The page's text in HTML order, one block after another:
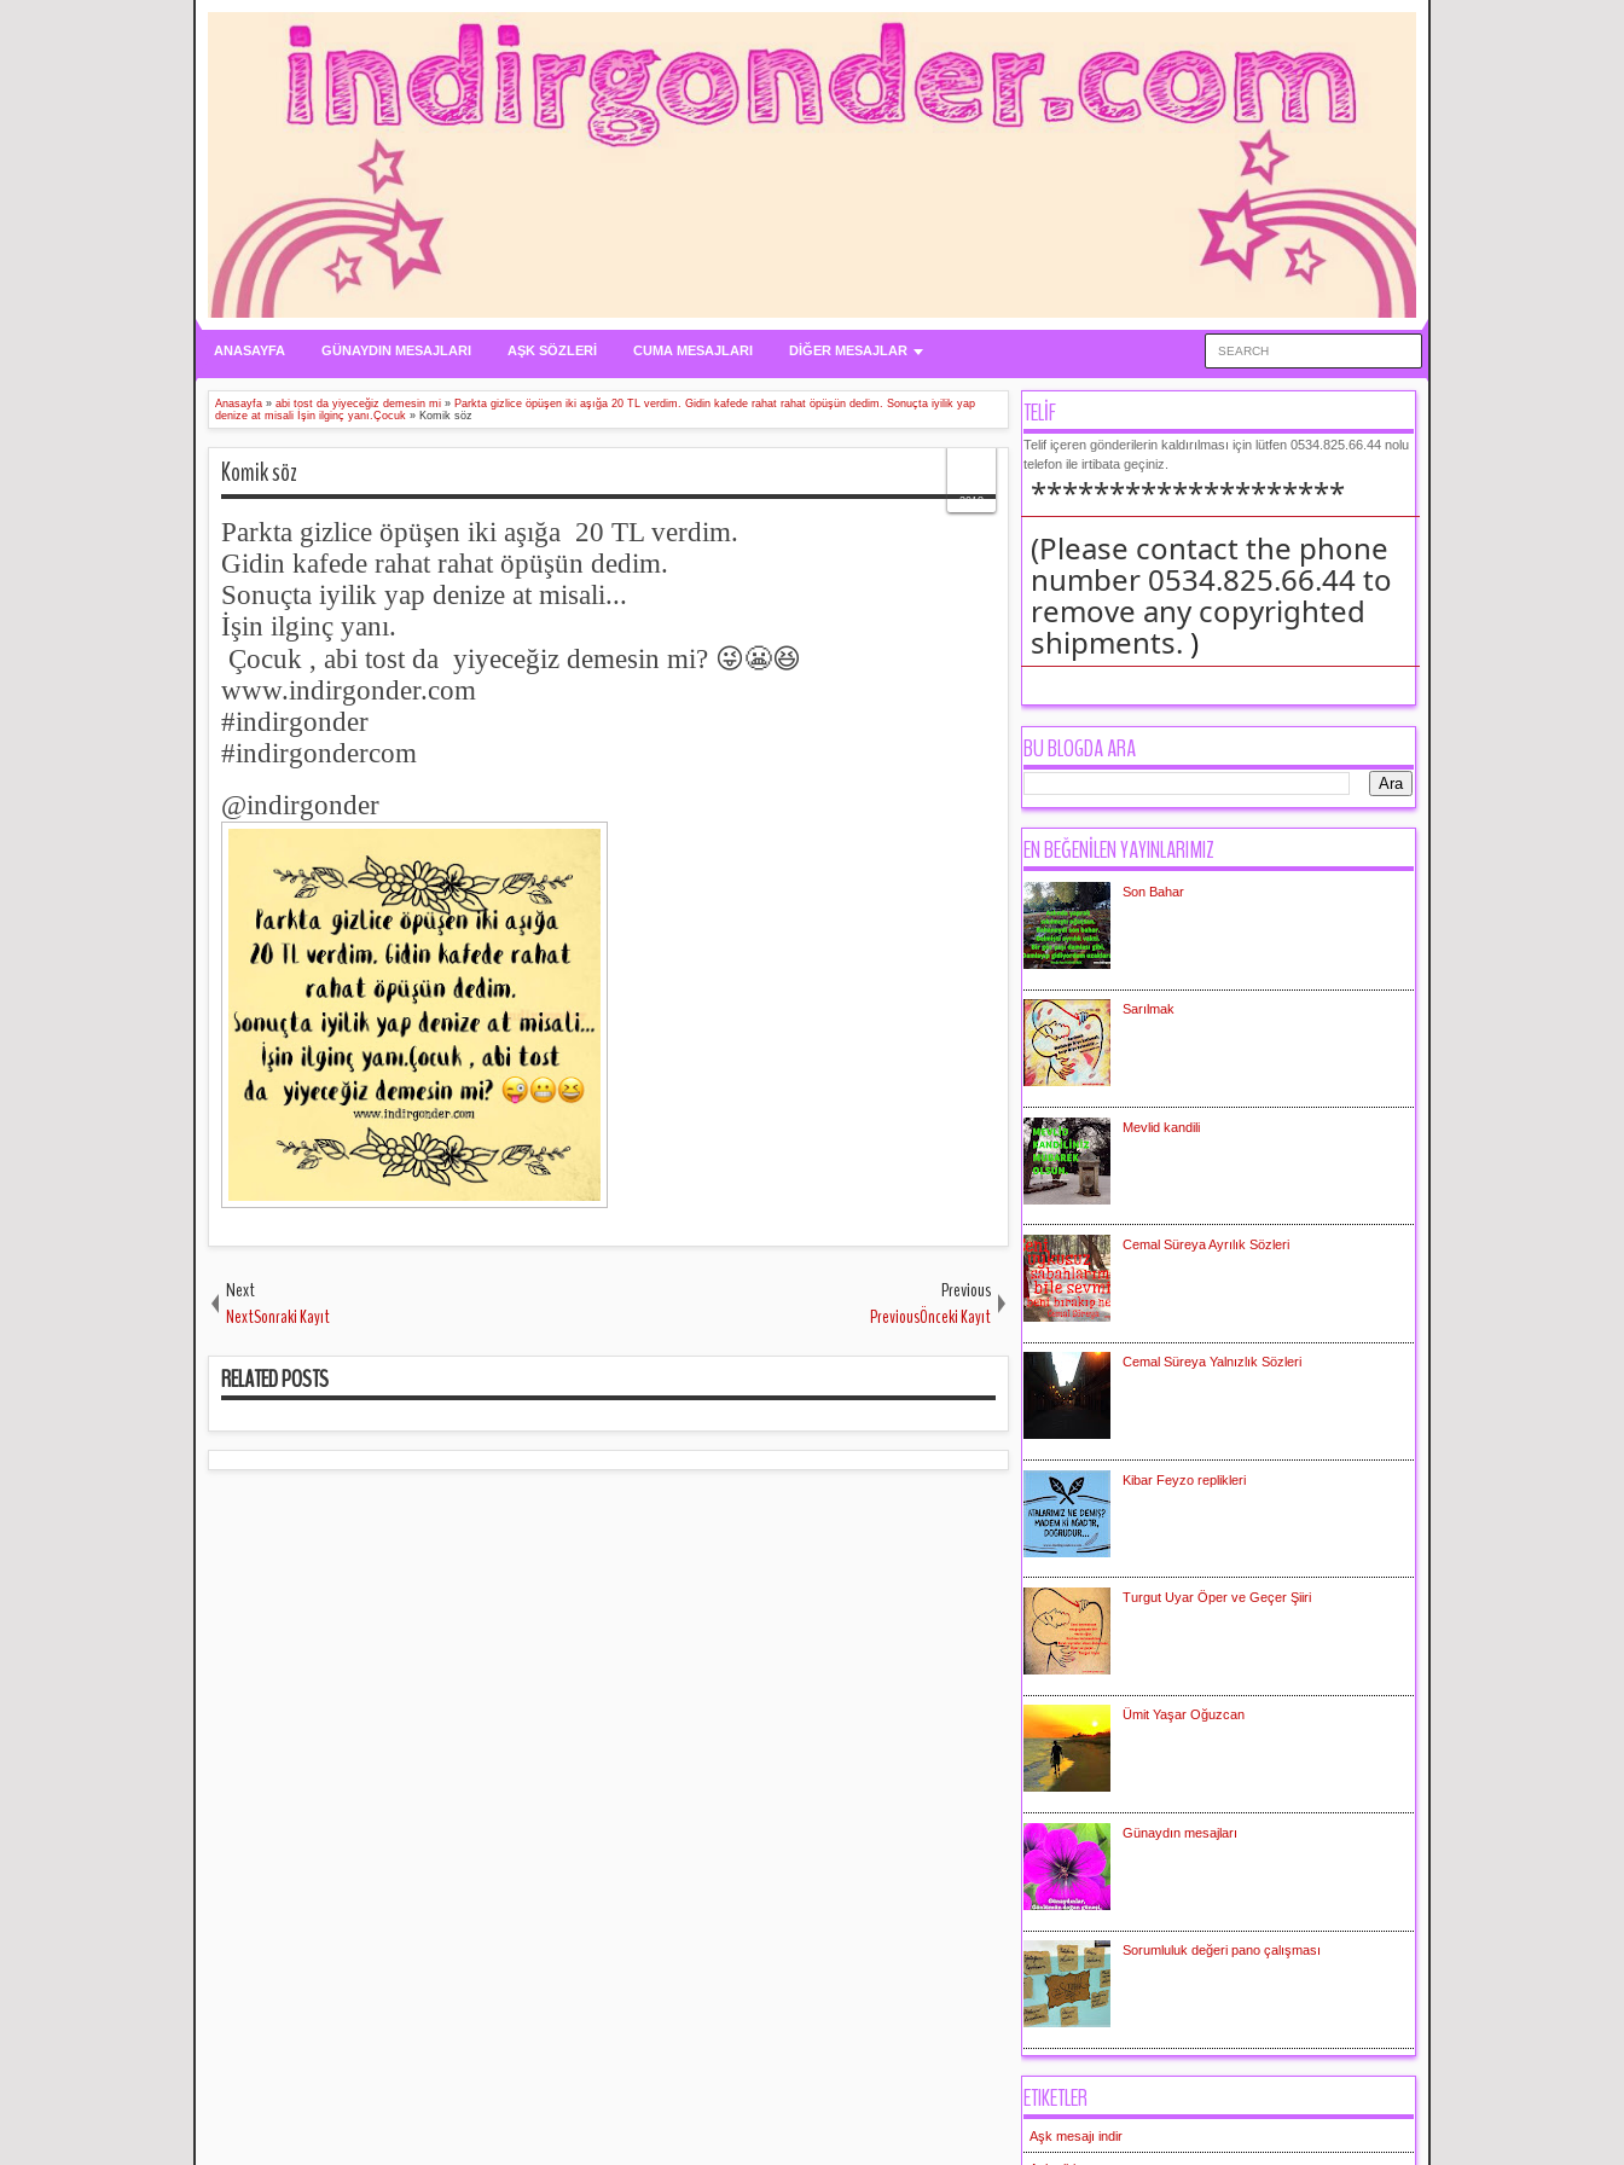
ANASAYFA GÜNAYDIN MESAJLARI AŞK SÖZLERİ CUMA MESAJLARI DİĞER MESAJLAR
Anasayfa » abi tost da yiyeceğiz demesin mi » Parkta gizlice öpüşen iki aşığa 20 TL verdim. Gidin kafede rahat rahat öpüşün dedim. Sonuçta iyilik yap
denize at misali İşin ilginç yanı.Çocuk » Komik söz
Komik söz
Parkta gizlice öpüşen iki aşığa 20 TL verdim.
Gidin kafede rahat rahat öpüşün dedim.
Sonuçta iyilik yap denize at misali...
İşin ilginç yanı.
Çocuk , abi tost da yiyeceğiz demesin mi? 😜😬😆
www.indirgonder.com
#indirgonder
#indirgondercom
@indirgonder
2018
Next
NextSonraki Kayıt
Previous
PreviousÖnceki Kayıt
RELATED POSTS
TELİF
Telif içeren gönderilerin kaldırılması için lütfen 0534.825.66.44 nolu
telefon ile irtibata geçiniz.
********************
(Please contact the phone
number 0534.825.66.44 to
remove any copyrighted
shipments. )
BU BLOGDA ARA
EN BEĞENİLEN YAYINLARIMIZ
Son Bahar
Sarılmak
Mevlid kandili
Cemal Süreya Ayrılık Sözleri
Cemal Süreya Yalnızlık Sözleri
Kibar Feyzo replikleri
Turgut Uyar Öper ve Geçer Şiiri
Ümit Yaşar Oğuzcan
Günaydın mesajları
Sorumluluk değeri pano çalışması
ETIKETLER
Aşk mesajı indir